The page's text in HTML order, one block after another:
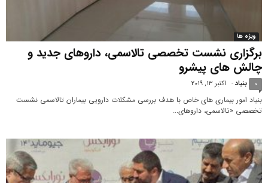
ویژه ها
برگزاری نشست تخصصی تالاسمی، داروهای جدید و
چالش های پیش‎رو
بنیاد- اکتبر 13, 2019 0
بنیاد امور بیماری های خاص با هدف بررسی مشکلات دارویی بیماران تالاسمی نشست
تخصصی «تالاسمی، داروهای...